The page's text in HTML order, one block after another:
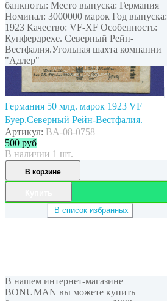
банкноты: Место выпуска: Германия
Номинал: 3000000 марок Год выпуска:
1923 Качество: VF-XF Особенность:
Кунфердрехе. Северный Рейн-
Вестфалия.Угольная шахта компании
"Адлер"
Германия 50 млд. марок 1923 VF
Буер.Северный Рейн-Вестфалия.
Артикул: BA-08-0758
500 руб
В наличии 1 шт.
В корзине
В список избранных
В нашем интернет-магазине
BONUMAN вы можете купить